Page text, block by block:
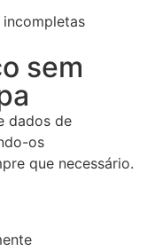
sem
dados de
os
que necessário.